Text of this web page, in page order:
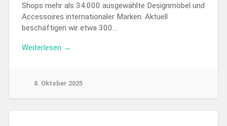
Shops mehr als 34.000 ausgewählte Designmöbel und
Accessoires internationaler Marken. Aktuell
beschäftigen wir etwa 300…
Weiterlesen →
8. Oktober 2025